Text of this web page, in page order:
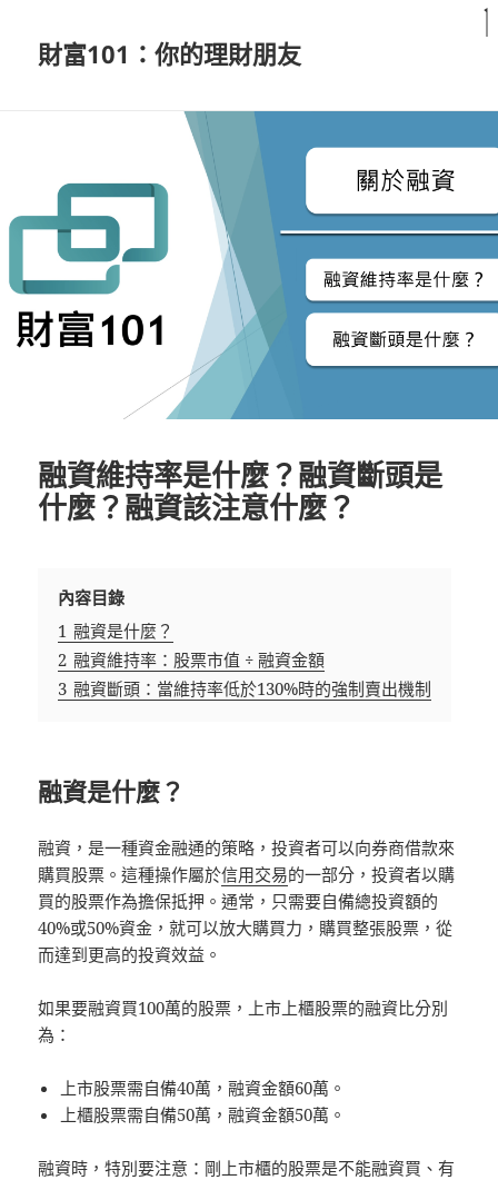
財富101：你的理財朋友
融資維持率是什麼？融資斷頭是
什麼？融資該注意什麼？
內容目錄
1 融資是什麼？
2 融資維持率：股票市值 ÷ 融資金額
3 融資斷頭：當維持率低於130%時的強制賣出機制
融資是什麼？
融資，是一種資金融通的策略，投資者可以向券商借款來
購買股票。這種操作屬於信用交易的一部分，投資者以購
買的股票作為擔保抵押。通常，只需要自備總投資額的
40%或50%資金，就可以放大購買力，購買整張股票，從
而達到更高的投資效益。
如果要融資買100萬的股票，上市上櫃股票的融資比分別
為：
上市股票需自備40萬，融資金額60萬。
上櫃股票需自備50萬，融資金額50萬。
融資時，特別要注意：剛上市櫃的股票是不能融資買、有